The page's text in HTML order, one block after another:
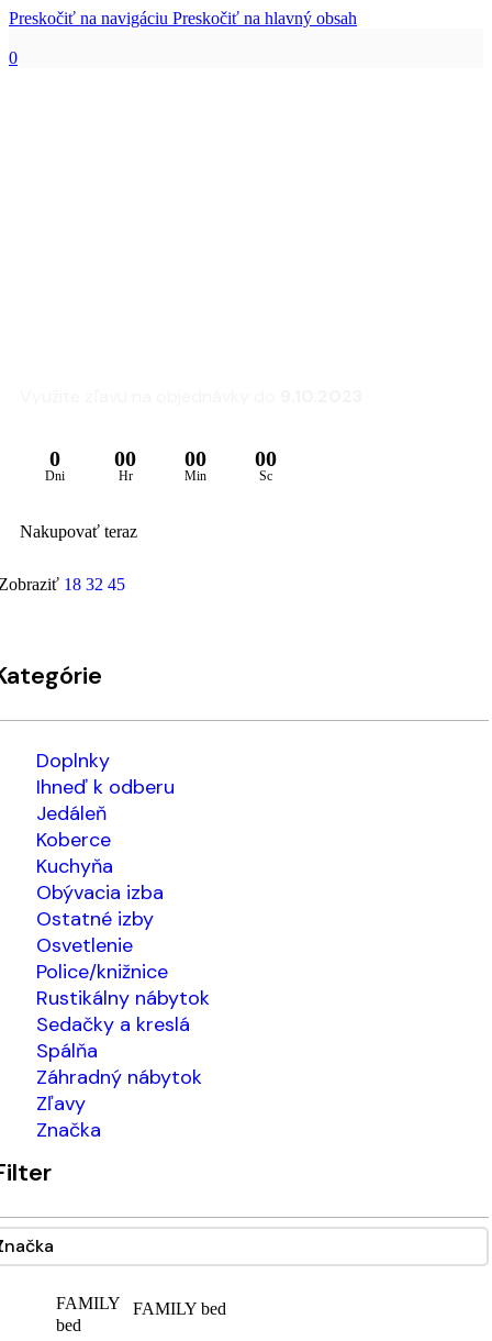
Preskočiť na navigáciu Preskočiť na hlavný obsah
0
0
Dni
00
Hr
00
Min
00
Sc
Nakupovať teraz
18 32 45
Doplnky
Ihneď k odberu
Jedáleň
Koberce
Kuchyňa
Obývacia izba
Ostatné izby
Osvetlenie
Police/knižnice
Rustikálny nábytok
Sedačky a kreslá
Spálňa
Záhradný nábytok
Zľavy
Značka
FAMILY
bed
FAMILY bed